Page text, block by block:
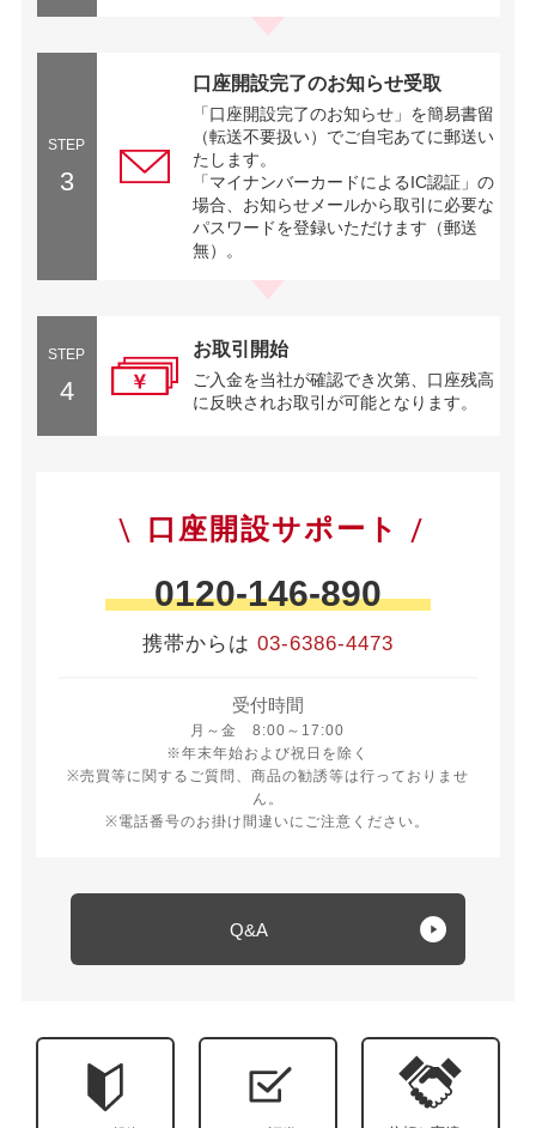
STEP
3
口座開設完了のお知らせ受取
「口座開設完了のお知らせ」を簡易書留
（転送不要扱い）でご自宅あてに郵送い
たします。
「マイナンバーカードによるIC認証」の
場合、お知らせメールから取引に必要な
パスワードを登録いただけます（郵送
無）。
STEP
4
お取引開始
ご入金を当社が確認でき次第、口座残高
に反映されお取引が可能となります。
口座開設サポート
0120-146-890
携帯からは 03-6386-4473
受付時間
月～金 8:00～17:00
月曜日から金曜日 8時から17時
※年末年始および祝日を除く
※売買等に関するご質問、商品の勧誘等は行っておりませ
ん。
※電話番号のお掛け間違いにご注意ください。
Q&A